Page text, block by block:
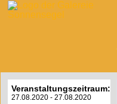
Veranstaltungszeitraum:
27.08.2020 - 27.08.2020